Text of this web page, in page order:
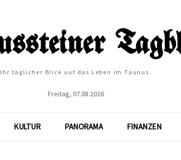
Ihr täglicher Blick auf das Leben im Taunus.
Freitag, 07.08.2026
KULTUR PANORAMA FINANZEN